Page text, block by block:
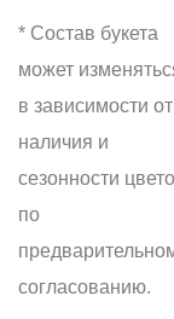
* Состав букета
может
в зависимости от
наличия и
сезонности
по
согласованию.